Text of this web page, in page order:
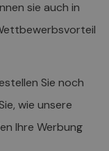
sie auch in
Sie noch
wie unsere
Ihre Werbung